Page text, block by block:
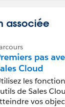
associée
pas
Cloud
les
de Sales
vos